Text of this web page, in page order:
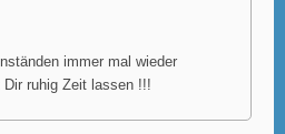
immer mal wieder
ruhig Zeit lassen !!!